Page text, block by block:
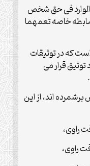
الوارد فی حق شخص
خاصه تعمهما
است که در توثیقات
قرار می
اند، از این